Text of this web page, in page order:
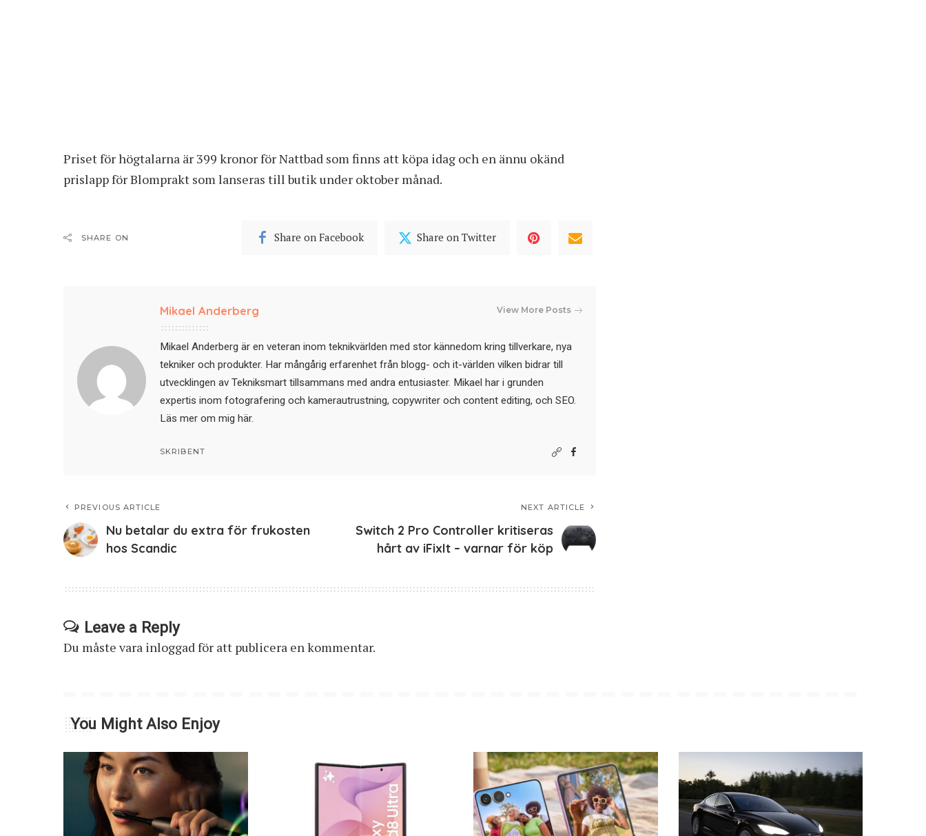
Priset för högtalarna är 399 kronor för Nattbad som finns att köpa idag och en ännu okänd
prislapp för Blomprakt som lanseras till butik under oktober månad.
SHARE ON Share on Facebook Share on Twitter
Mikael Anderberg View More Posts
Mikael Anderberg är en veteran inom teknikvärlden med stor kännedom kring tillverkare, nya
tekniker och produkter. Har mångårig erfarenhet från blogg- och it-världen vilken bidrar till
utvecklingen av Tekniksmart tillsammans med andra entusiaster. Mikael har i grunden
expertis inom fotografering och kamerautrustning, copywriter och content editing, och SEO.
Läs mer om mig här.
SKRIBENT
PREVIOUS ARTICLE
Nu betalar du extra för frukosten
hos Scandic
NEXT ARTICLE
Switch 2 Pro Controller kritiseras
hårt av iFixIt – varnar för köp
Leave a Reply
Du måste vara inloggadför att publicera en kommentar.
You Might Also Enjoy